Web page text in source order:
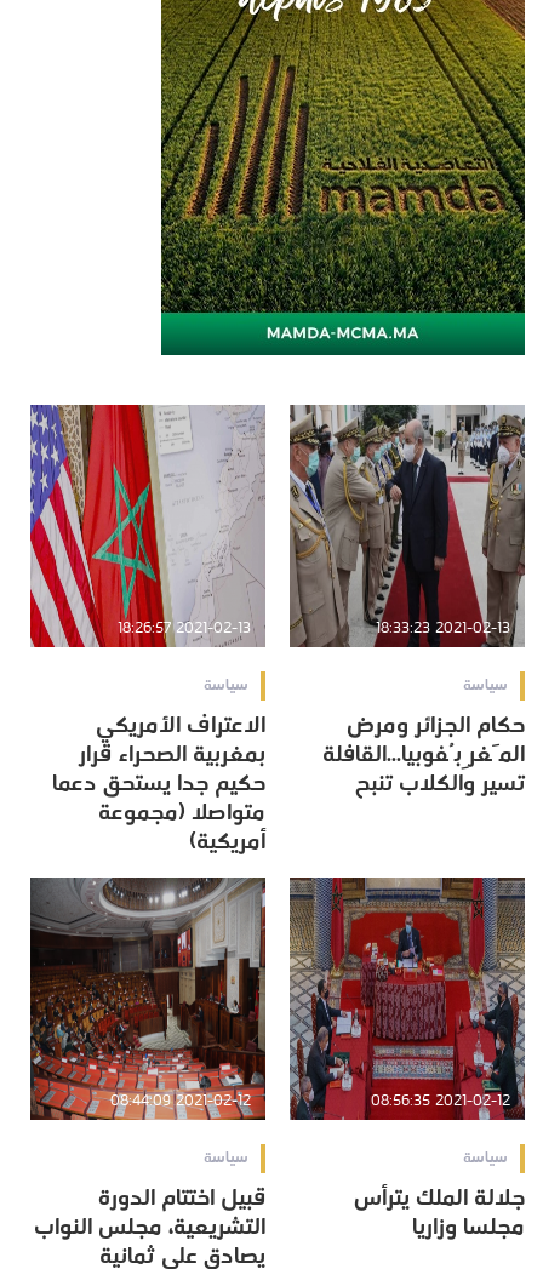
2021-02-13 18:33:23
سياسة
حكام الجزائر ومرض
المَغرِبُفوبيا...القافلة
تسير والكلاب تنبح
2021-02-13 18:26:57
سياسة
الاعتراف الأمريكي
بمغربية الصحراء قرار
حكيم جدا يستحق دعما
متواصلا (مجموعة
أمريكية)
2021-02-12 08:56:35
سياسة
جلالة الملك يترأس
مجلسا وزاريا
2021-02-12 08:44:09
سياسة
قبيل اختتام الدورة
التشريعية، مجلس النواب
يصادق على ثمانية